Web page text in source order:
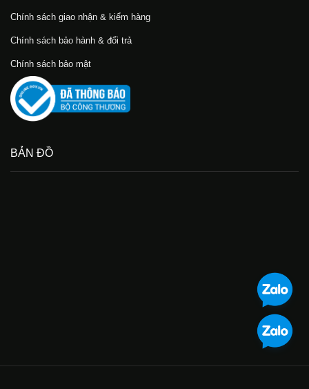
Chính sách giao nhận & kiểm hàng
Chính sách bảo hành & đổi trả
Chính sách bảo mật
BẢN ĐỒ